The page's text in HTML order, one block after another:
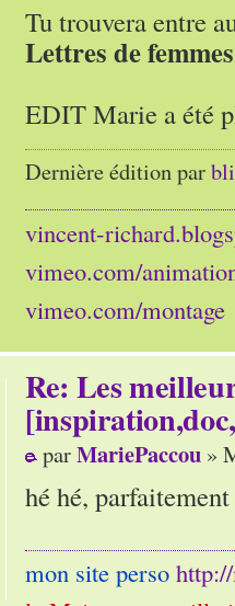
Tu trouvera entre
Lettres de femmes
EDIT Marie a été
Dernière édition par
vincent-
vimeo.com/
vimeo.com/montage
Re: Les
parMariePaccou »
hé hé,
mon site perso